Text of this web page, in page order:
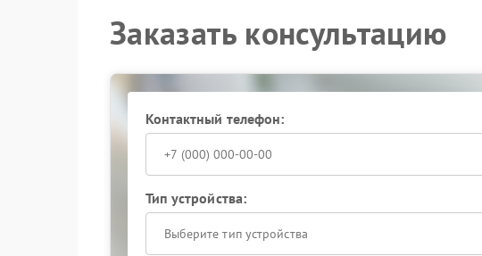
Заказать консультацию
Контактный телефон:
Тип устройства:
Выберите тип устройства